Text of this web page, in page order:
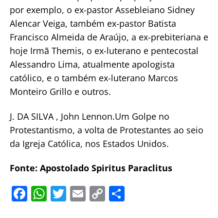
por exemplo, o ex-pastor Assebleiano Sidney
Alencar Veiga, também ex-pastor Batista
Francisco Almeida de Araújo, a ex-prebiteriana e
hoje Irmã Themis, o ex-luterano e pentecostal
Alessandro Lima, atualmente apologista
católico, e o também ex-luterano Marcos
Monteiro Grillo e outros.
J. DA SILVA , John Lennon.Um Golpe no
Protestantismo, a volta de Protestantes ao seio
da Igreja Católica, nos Estados Unidos.
Fonte: Apostolado Spiritus Paraclitus
F W T E C